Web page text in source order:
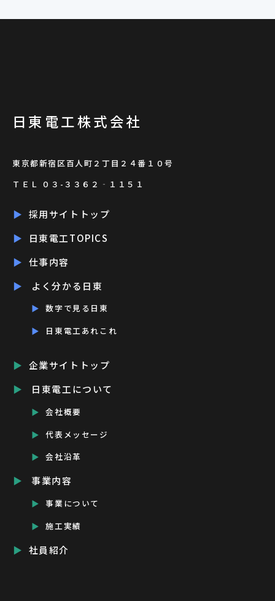
日東電工株式会社
東京都新宿区百人町２丁目２４番１０号
ＴＥＬ ０３-３３６２‐１１５１
採用サイトトップ
日東電工TOPICS
仕事内容
よく分かる日東
数字で見る日東
日東電工あれこれ
企業サイトトップ
日東電工について
会社概要
代表メッセージ
会社沿革
事業内容
事業について
施工実績
社員紹介